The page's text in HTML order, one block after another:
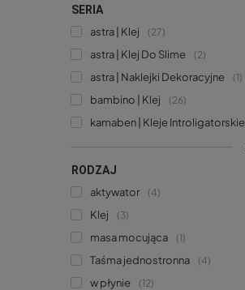
SERIA
astra | Klej
27
astra | Klej Do Slime 2
astra | Naklejki Dekoracyjne 1
bambino | Klej 26
kamaben | Kleje Introligatorskie
RODZAJ
aktywator
4
Klej 3
masa mocująca 1
Taśma jednostronna 4
w płynie
12